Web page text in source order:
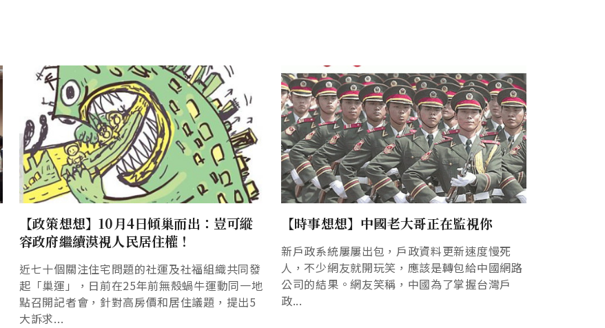
【政策想想】10月4日傾巢而出：豈可縱
容政府繼續漠視人民居住權！
近七十個關注住宅問題的社運及社福組織共同發
起「巢運」，日前在25年前無殼蝸牛運動同一地
點召開記者會，針對高房價和居住議題，提出5
大訴求...
【時事想想】中國老大哥正在監視你
新戶政系統屢屢出包，戶政資料更新速度慢死
人，不少網友就開玩笑，應該是轉包給中國網路
公司的結果。網友笑稱，中國為了掌握台灣戶
政...